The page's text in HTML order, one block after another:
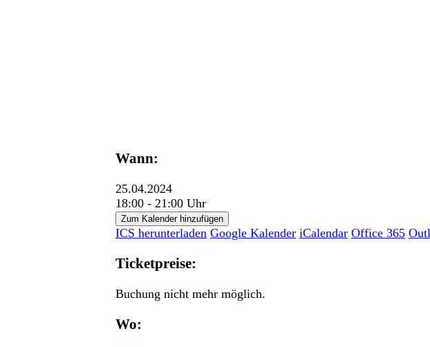
Wann:
25.04.2024
18:00 - 21:00 Uhr
Zum Kalender hinzufügen
ICS herunterladen Google Kalender iCalendar Office 365
Ticketpreise:
Buchung nicht mehr möglich.
Wo: